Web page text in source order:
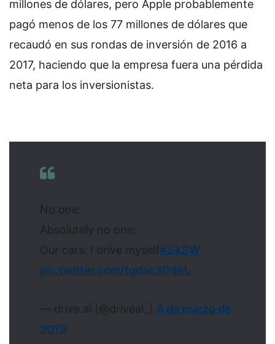
millones de dólares, pero Apple probablemente
pagó menos de los 77 millones de dólares que
recaudó en sus rondas de inversión de 2016 a
2017, haciendo que la empresa fuera una pérdida
neta para los inversionistas.
No one:
Absolutely no one:
Our cars: I drive myself#SXSW
pic.twitter.com/tgdac3D4eL
— drive.ai (@driveai_) 8 de marzo de
2019